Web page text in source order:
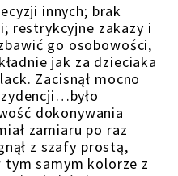
innych; brak
restrykcyjne zakazy i
go osobowości,
jak za dzieciaka
Zacisnął mocno
dokonywania
zamiaru po raz
z szafy prostą,
tym samym kolorze z